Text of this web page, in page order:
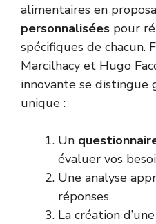
alimentaires en
personnalisées pour
spécifiques de chacun.
Marcilhacy et Hugo
innovante se distingue
unique :
Un
évaluer vos
Une analyse
réponses
La création